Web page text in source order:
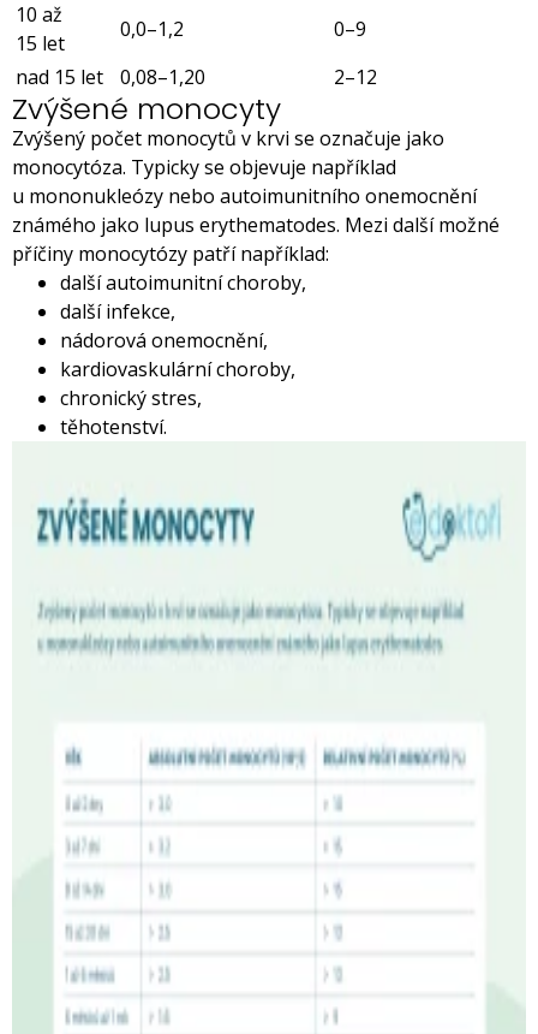
10 až
15 let
0,0–1,2
0–9
nad 15 let
0,08–1,20 2–12
Zvýšené monocyty
Zvýšený počet monocytů v krvi se označuje jako
monocytóza. Typicky se objevuje například
u mononukleózy nebo autoimunitního onemocnění
známého jako lupus erythematodes. Mezi další možné
příčiny monocytózy patří například:
další autoimunitní choroby,
další infekce,
nádorová onemocnění,
kardiovaskulární choroby,
chronický stres,
těhotenství.